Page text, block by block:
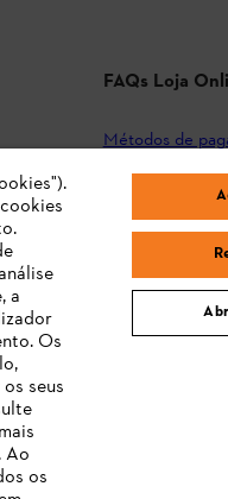
FAQs Loja
Métodos de
Envio e entrega
Devolução
STIHL Orange
a
Os
seus
Ao
os